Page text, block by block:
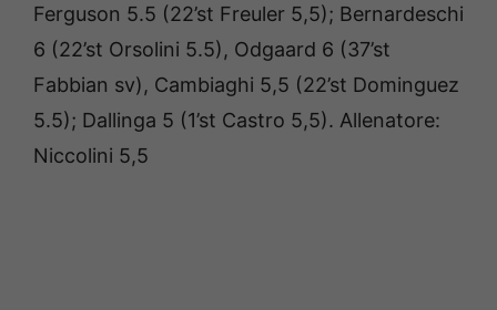
Ferguson 5.5 (22’st Freuler 5,5); Bernardeschi
6 (22’st Orsolini 5.5), Odgaard 6 (37’st
Fabbian sv), Cambiaghi 5,5 (22’st Dominguez
5.5); Dallinga 5 (1’st Castro 5,5). Allenatore:
Niccolini 5,5